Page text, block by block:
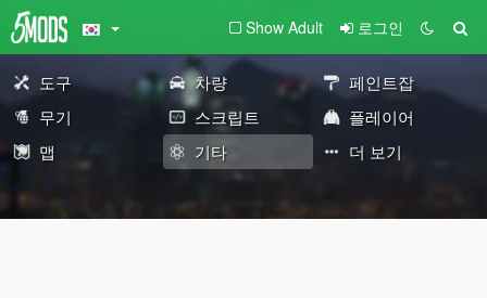
Show Adult 로그인
도구 차량
페인트잡
무기
스크립트
플레이어
맵
기타 더 보기